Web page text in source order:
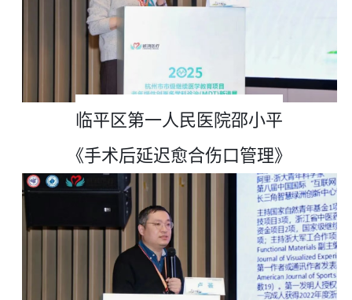
临平区第一人民医院邵小平
《手术后延迟愈合伤口管理》